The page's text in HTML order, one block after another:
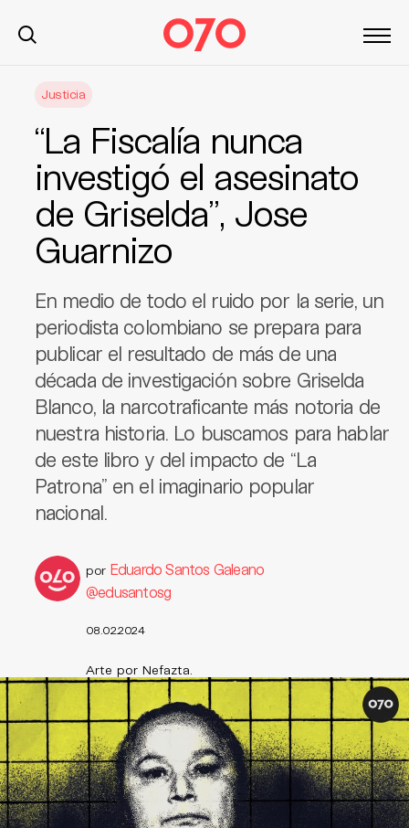
Justicia
“La Fiscalía nunca
investigó el asesinato
de Griselda”, Jose
Guarnizo
En medio de todo el ruido por la serie, un
periodista colombiano se prepara para
publicar el resultado de más de una
década de investigación sobre Griselda
Blanco, la narcotraficante más notoria de
nuestra historia. Lo buscamos para hablar
de este libro y del impacto de “La
Patrona” en el imaginario popular
nacional.
por Eduardo Santos Galeano
@edusantosg
08.02.2024
Arte por Nefazta.